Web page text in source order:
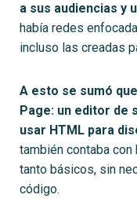
a sus audiencias y
había redes
incluso las creadas
A esto se sumó
Page: un editor de
usar HTML para
también contaba
tanto básicos, sin
código.